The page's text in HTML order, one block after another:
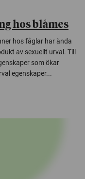
hos blåmes
hos fåglar har ända
av sexuellt urval. Till
som ökar
egenskaper...